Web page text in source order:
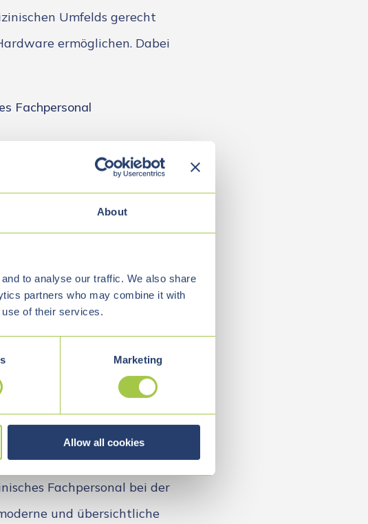
About
to analyse our traffic. We also share
partners who may combine it with
use of their services.
Marketing
Allow all cookies
Umfelds gerecht
ermöglichen. Dabei
Fachpersonal
sicherzustellen,
Praxiseinsatz zu
und eine stabile
des HIFU-Systems im
Fachpersonal bei der
und übersichtliche